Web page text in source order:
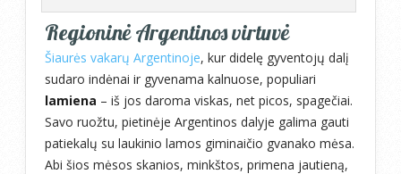
Regioninė Argentinos virtuvė
Šiaurės vakarų Argentinoje, kur didelę gyventojų dalį
sudaro indėnai ir gyvenama kalnuose, populiari
lamiena – iš jos daroma viskas, net picos, spagečiai.
Savo ruožtu, pietinėje Argentinos dalyje galima gauti
patiekalų su laukinio lamos giminaičio gvanako mėsa.
Abi šios mėsos skanios, minkštos, primena jautieną,